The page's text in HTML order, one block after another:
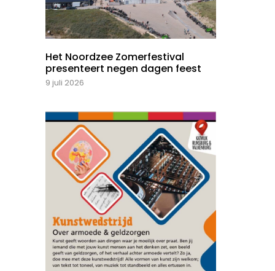
Het Noordzee Zomerfestival
presenteert negen dagen feest
9 juli 2026